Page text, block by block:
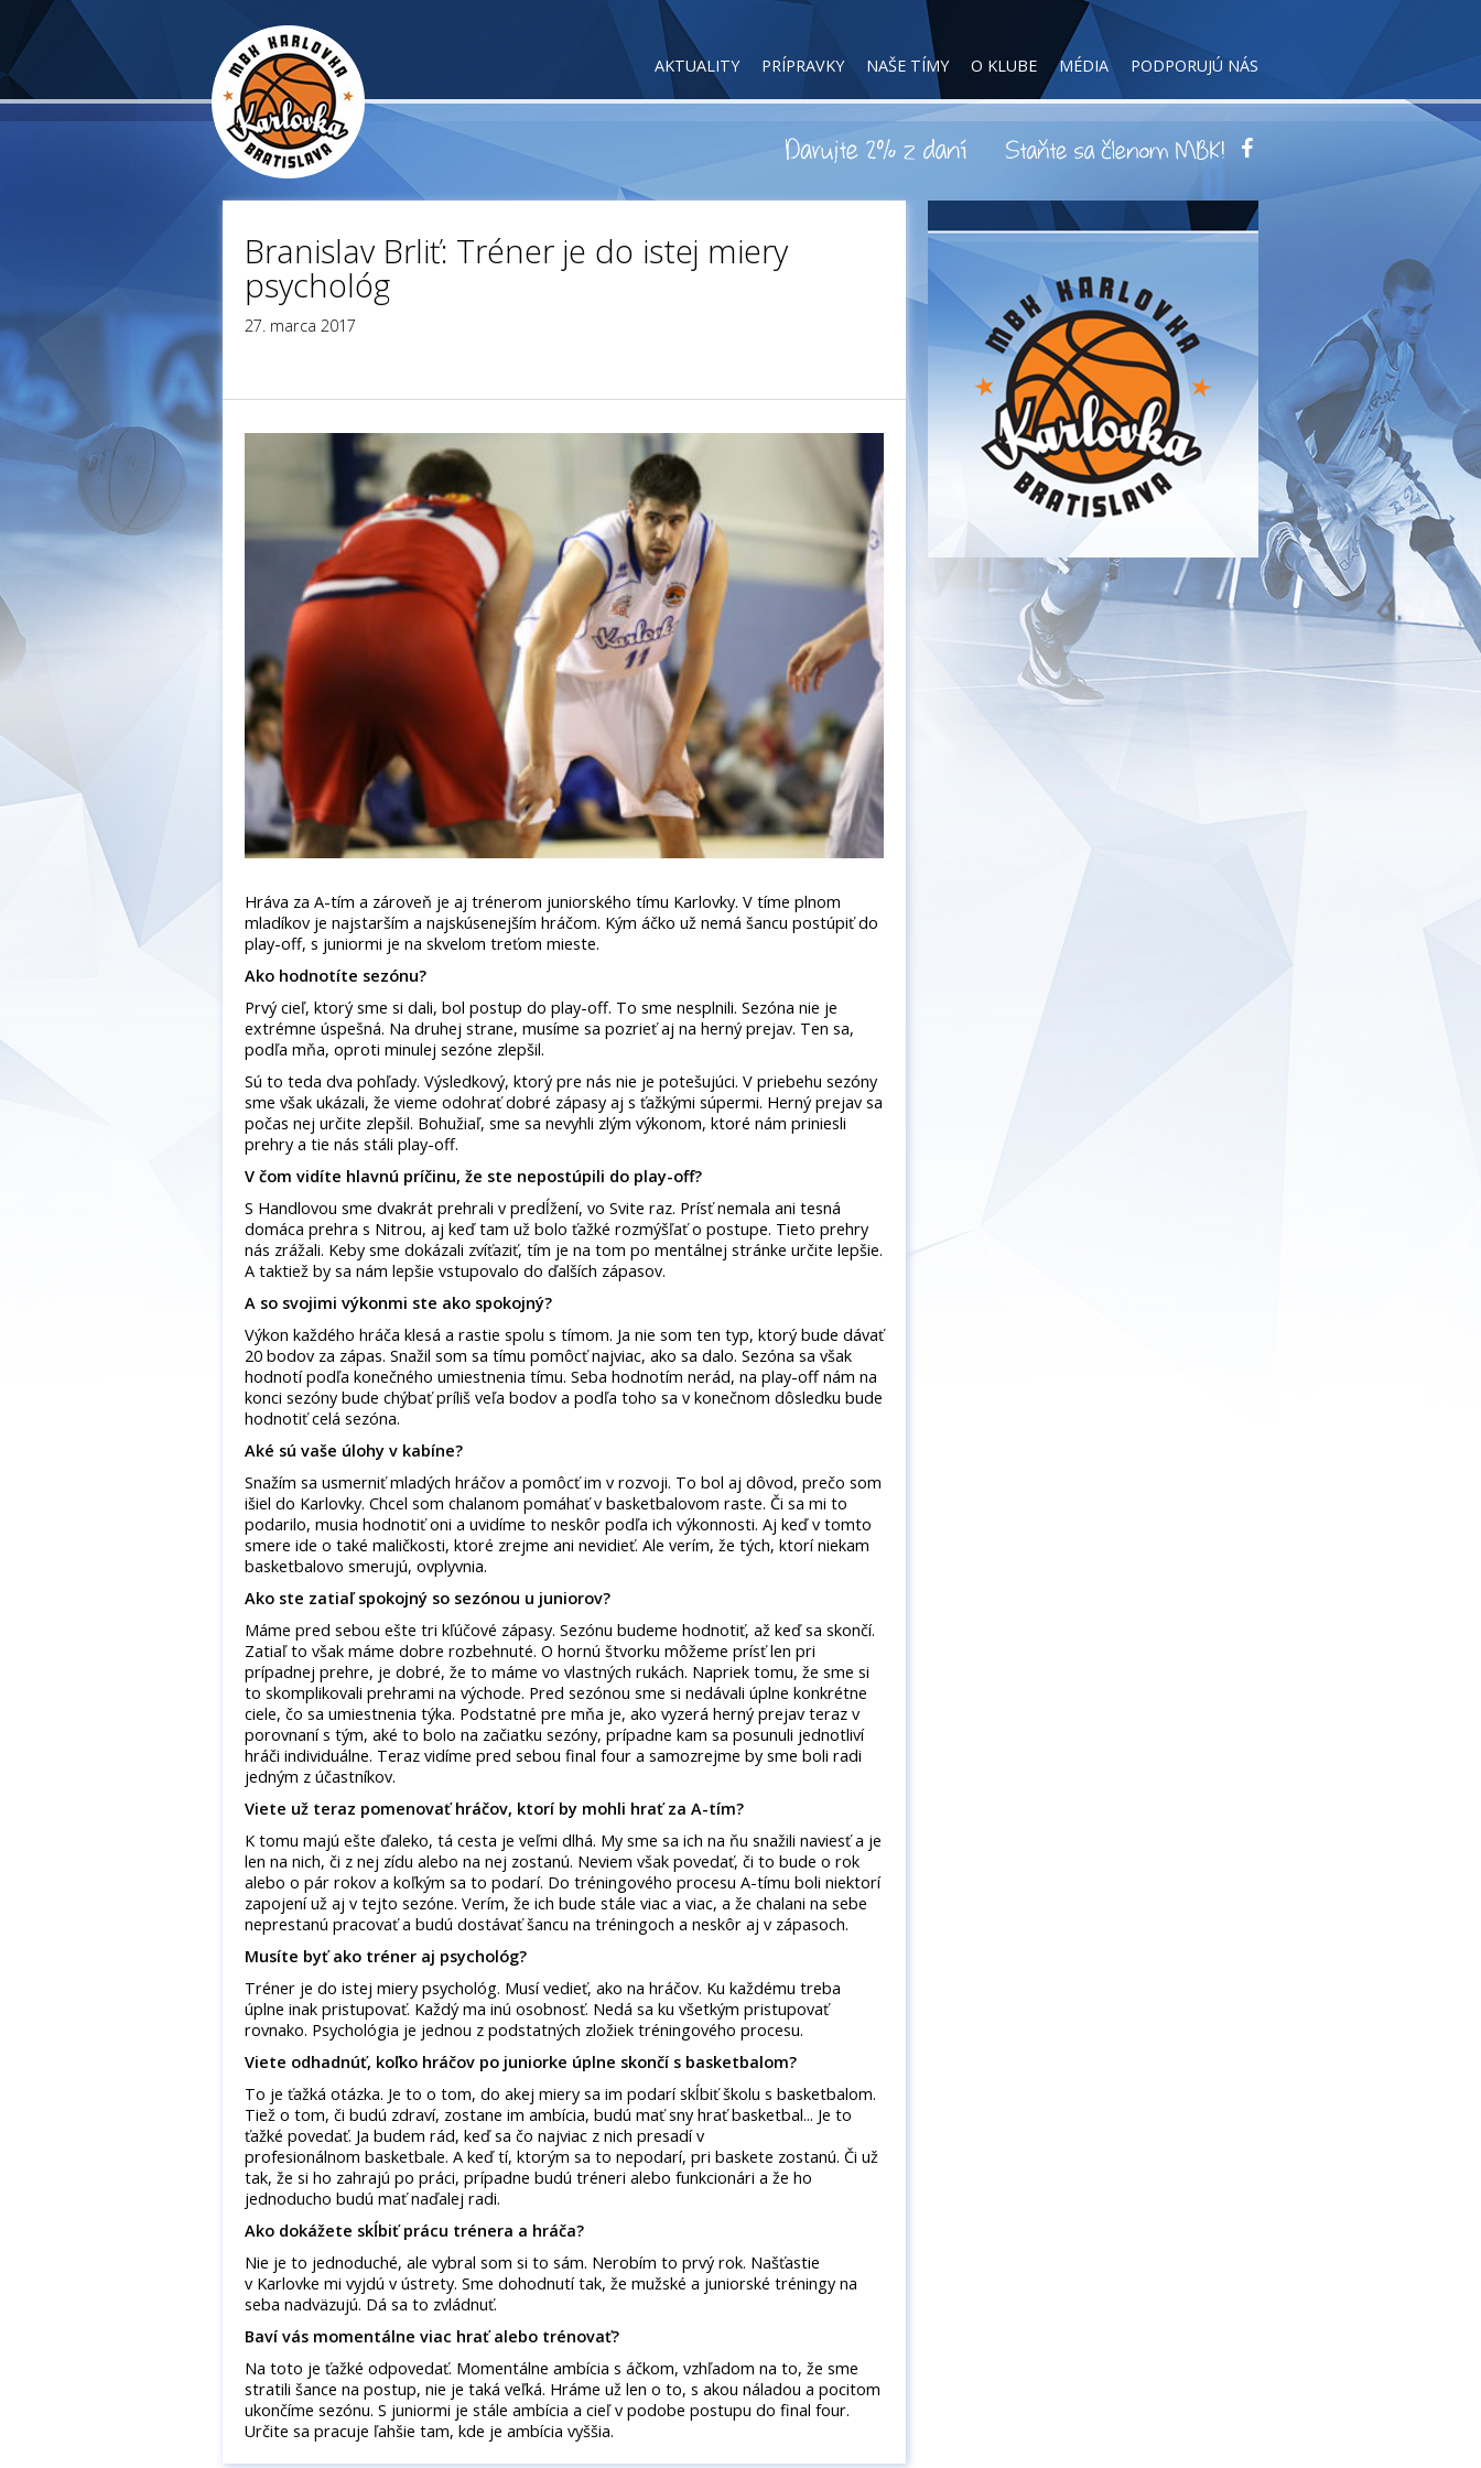
AKTUALITY PRÍPRAVKY NAŠE TÍMY O KLUBE MÉDIA PODPORUJÚ NÁS
Branislav Brliť: Tréner je do istej miery
psychológ
27. marca 2017
Hráva za A-tím a zároveň je aj trénerom juniorského tímu Karlovky. V tíme plnom
mladíkov je najstarším a najskúsenejším hráčom. Kým áčko už nemá šancu postúpiť do
play-off, s juniormi je na skvelom treťom mieste.
Ako hodnotíte sezónu?
Prvý cieľ, ktorý sme si dali, bol postup do play-off. To sme nesplnili. Sezóna nie je
extrémne úspešná. Na druhej strane, musíme sa pozrieť aj na herný prejav. Ten sa,
podľa mňa, oproti minulej sezóne zlepšil.
Sú to teda dva pohľady. Výsledkový, ktorý pre nás nie je potešujúci. V priebehu sezóny
sme však ukázali, že vieme odohrať dobré zápasy aj s ťažkými súpermi. Herný prejav sa
počas nej určite zlepšil. Bohužiaľ, sme sa nevyhli zlým výkonom, ktoré nám priniesli
prehry a tie nás stáli play-off.
V čom vidíte hlavnú príčinu, že ste nepostúpili do play-off?
S Handlovou sme dvakrát prehrali v predĺžení, vo Svite raz. Prísť nemala ani tesná
domáca prehra s Nitrou, aj keď tam už bolo ťažké rozmýšľať o postupe. Tieto prehry
nás zrážali. Keby sme dokázali zvíťaziť, tím je na tom po mentálnej stránke určite lepšie.
A taktiež by sa nám lepšie vstupovalo do ďalších zápasov.
A so svojimi výkonmi ste ako spokojný?
Výkon každého hráča klesá a rastie spolu s tímom. Ja nie som ten typ, ktorý bude dávať
20 bodov za zápas. Snažil som sa tímu pomôcť najviac, ako sa dalo. Sezóna sa však
hodnotí podľa konečného umiestnenia tímu. Seba hodnotím nerád, na play-off nám na
konci sezóny bude chýbať príliš veľa bodov a podľa toho sa v konečnom dôsledku bude
hodnotiť celá sezóna.
Aké sú vaše úlohy v kabíne?
Snažím sa usmerniť mladých hráčov a pomôcť im v rozvoji. To bol aj dôvod, prečo som
išiel do Karlovky. Chcel som chalanom pomáhať v basketbalovom raste. Či sa mi to
podarilo, musia hodnotiť oni a uvidíme to neskôr podľa ich výkonnosti. Aj keď v tomto
smere ide o také maličkosti, ktoré zrejme ani nevidieť. Ale verím, že tých, ktorí niekam
basketbalovo smerujú, ovplyvnia.
Ako ste zatiaľ spokojný so sezónou u juniorov?
Máme pred sebou ešte tri kľúčové zápasy. Sezónu budeme hodnotiť, až keď sa skončí.
Zatiaľ to však máme dobre rozbehnuté. O hornú štvorku môžeme prísť len pri
prípadnej prehre, je dobré, že to máme vo vlastných rukách. Napriek tomu, že sme si
to skomplikovali prehrami na východe. Pred sezónou sme si nedávali úplne konkrétne
ciele, čo sa umiestnenia týka. Podstatné pre mňa je, ako vyzerá herný prejav teraz v
porovnaní s tým, aké to bolo na začiatku sezóny, prípadne kam sa posunuli jednotliví
hráči individuálne. Teraz vidíme pred sebou final four a samozrejme by sme boli radi
jedným z účastníkov.
Viete už teraz pomenovať hráčov, ktorí by mohli hrať za A-tím?
K tomu majú ešte ďaleko, tá cesta je veľmi dlhá. My sme sa ich na ňu snažili naviesť a je
len na nich, či z nej zídu alebo na nej zostanú. Neviem však povedať, či to bude o rok
alebo o pár rokov a koľkým sa to podarí. Do tréningového procesu A-tímu boli niektorí
zapojení už aj v tejto sezóne. Verím, že ich bude stále viac a viac, a že chalani na sebe
neprestanú pracovať a budú dostávať šancu na tréningoch a neskôr aj v zápasoch.
Musíte byť ako tréner aj psychológ?
Tréner je do istej miery psychológ. Musí vedieť, ako na hráčov. Ku každému treba
úplne inak pristupovať. Každý ma inú osobnosť. Nedá sa ku všetkým pristupovať
rovnako. Psychológia je jednou z podstatných zložiek tréningového procesu.
Viete odhadnúť, koľko hráčov po juniorke úplne skončí s basketbalom?
To je ťažká otázka. Je to o tom, do akej miery sa im podarí skĺbiť školu s basketbalom.
Tiež o tom, či budú zdraví, zostane im ambícia, budú mať sny hrať basketbal... Je to
ťažké povedať. Ja budem rád, keď sa čo najviac z nich presadí v
profesionálnom basketbale. A keď tí, ktorým sa to nepodarí, pri baskete zostanú. Či už
tak, že si ho zahrajú po práci, prípadne budú tréneri alebo funkcionári a že ho
jednoducho budú mať naďalej radi.
Ako dokážete skĺbiť prácu trénera a hráča?
Nie je to jednoduché, ale vybral som si to sám. Nerobím to prvý rok. Našťastie
v Karlovke mi vyjdú v ústrety. Sme dohodnutí tak, že mužské a juniorské tréningy na
seba nadväzujú. Dá sa to zvládnuť.
Baví vás momentálne viac hrať alebo trénovať?
Na toto je ťažké odpovedať. Momentálne ambícia s áčkom, vzhľadom na to, že sme
stratili šance na postup, nie je taká veľká. Hráme už len o to, s akou náladou a pocitom
ukončíme sezónu. S juniormi je stále ambícia a cieľ v podobe postupu do final four.
Určite sa pracuje ľahšie tam, kde je ambícia vyššia.